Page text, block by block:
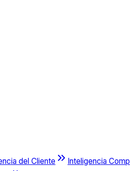
del Cliente Inteligencia